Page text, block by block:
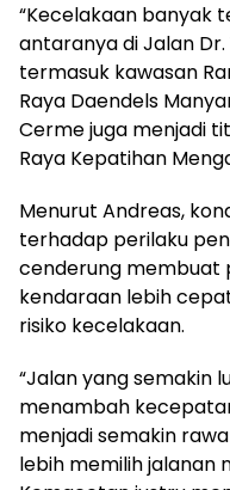
“Kecelakaan banyak
antaranya di Jalan Dr.
termasuk kawasan
Raya Daendels
Cerme juga menjadi
Raya Kepatihan
Menurut Andreas,
terhadap perilaku
cenderung membuat
kendaraan lebih
risiko kecelakaan.
“Jalan yang semakin
menambah
menjadi semakin
lebih memilih jalanan